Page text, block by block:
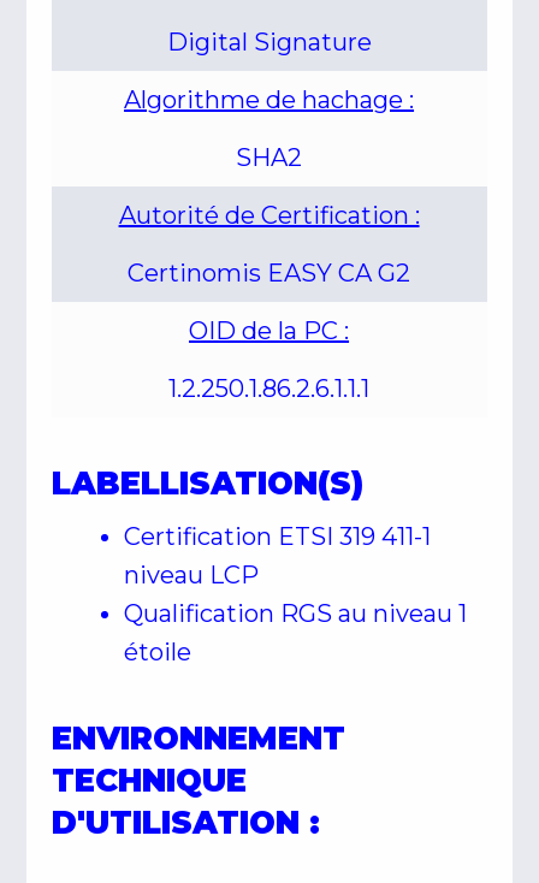
Digital Signature
Algorithme de hachage :
SHA2
Autorité de Certification :
Certinomis EASY CA G2
OID de la PC :
1.2.250.1.86.2.6.1.1.1
LABELLISATION(S)
Certification ETSI 319 411-1
niveau LCP
Qualification RGS au niveau 1
étoile
ENVIRONNEMENT
TECHNIQUE
D'UTILISATION :